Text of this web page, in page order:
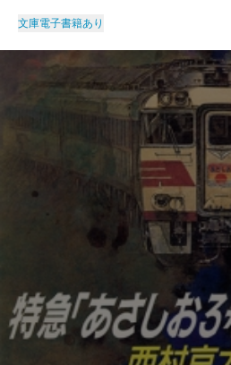
文庫電子書籍あり